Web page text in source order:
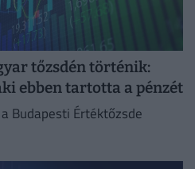
tőzsdén történik:
ebben tartotta a pénzét
Budapesti Értéktőzsde